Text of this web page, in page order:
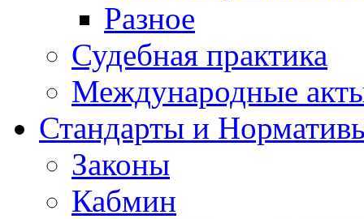
Разное
Судебная практика
Международные
Стандарты и
Законы
Кабмин